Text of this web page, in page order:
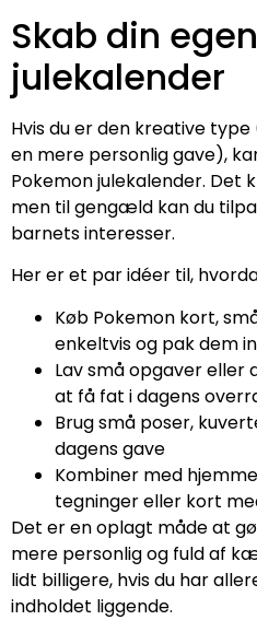
Skab din
julekalender
Hvis du er den kreative
en mere personlig gave),
Pokemon julekalender.
men til gengæld kan du
barnets interesser.
Her er et par idéer til,
Køb Pokemon kort,
enkeltvis og pak dem
Lav små opgaver eller
at få fat i dagens
Brug små poser,
dagens gave
Kombiner med
tegninger eller kort
Det er en oplagt måde at
mere personlig og fuld af
lidt billigere, hvis du har
indholdet liggende.